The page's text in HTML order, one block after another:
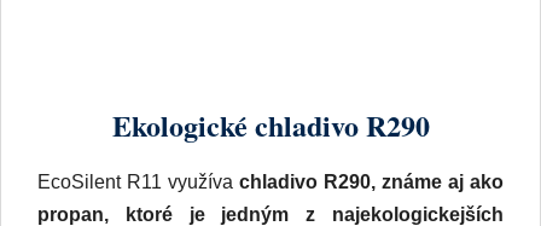
Ekologické chladivo R290
EcoSilent R11 využíva chladivo R290, známe aj ako
propan, ktoré je jedným z najekologickejších